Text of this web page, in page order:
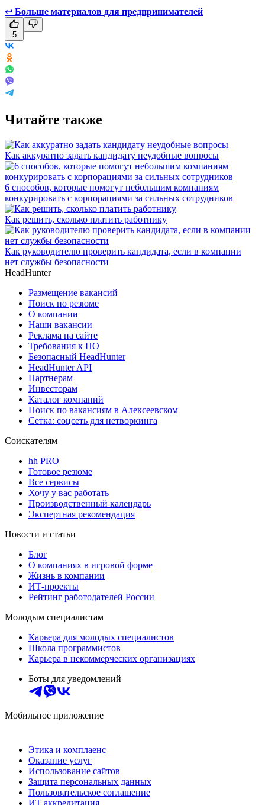
↩ Больше материалов для предпринимателей
5
Читайте также
Как аккуратно задать кандидату неудобные вопросы
6 способов, которые помогут небольшим компаниям
конкурировать с корпорациями за сильных сотрудников
Как решить, сколько платить работнику
Как руководителю проверить кандидата, если в компании
нет службы безопасности
HeadHunter
Размещение вакансий
Поиск по резюме
О компании
Наши вакансии
Реклама на сайте
Требования к ПО
Безопасный HeadHunter
HeadHunter API
Партнерам
Инвесторам
Каталог компаний
Поиск по вакансиям в Алексеевском
Сетка: соцсеть для нетворкинга
Соискателям
hh PRO
Готовое резюме
Все сервисы
Хочу у вас работать
Производственный календарь
Экспертная рекомендация
Новости и статьи
Блог
О компаниях в игровой форме
Жизнь в компании
ИТ-проекты
Рейтинг работодателей России
Молодым специалистам
Карьера для молодых специалистов
Школа программистов
Карьера в некоммерческих организациях
Боты для уведомлений
Мобильное приложение
Этика и комплаенс
Оказание услуг
Использование сайтов
Защита персональных данных
Пользовательское соглашение
ИТ аккредитация